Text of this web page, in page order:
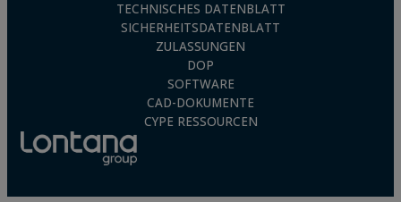
TECHNISCHES DATENBLATT
SICHERHEITSDATENBLATT
ZULASSUNGEN
DOP
SOFTWARE
CAD-DOKUMENTE
CYPE RESSOURCEN